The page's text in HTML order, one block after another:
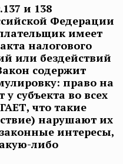
и 138
Федерации
имеет
налогового
или бездействий
содержит
право на
субъекта во всех
что такие
нарушают их
интересы,
либо